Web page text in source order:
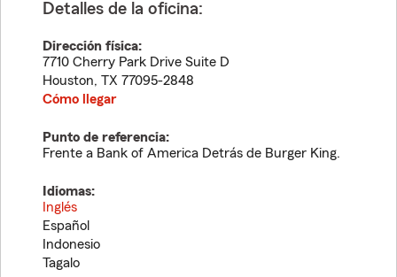
Detalles de la oficina:
Dirección física:
7710 Cherry Park Drive Suite D
Houston, TX 77095-2848
Cómo llegar
Punto de referencia:
Frente a Bank of America Detrás de Burger King.
Idiomas:
Inglés
Español
Indonesio
Tagalo